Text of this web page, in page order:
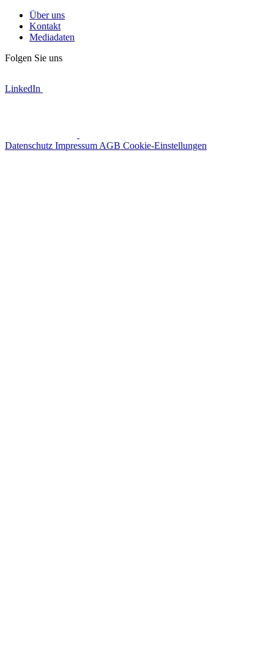
Über uns
Kontakt
Mediadaten
Folgen Sie uns
LinkedIn
Datenschutz Impressum AGB Cookie-Einstellungen